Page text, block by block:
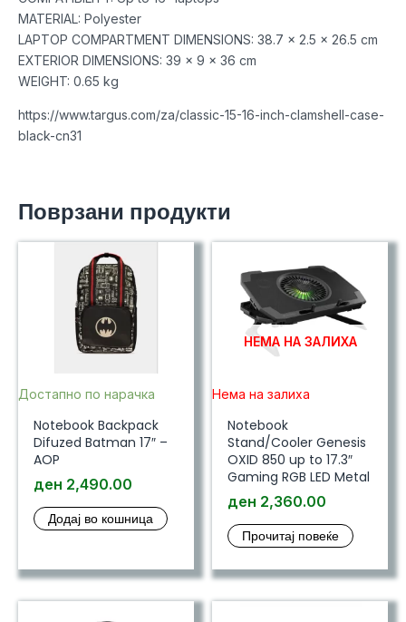
MATERIAL: Polyester
LAPTOP COMPARTMENT DIMENSIONS: 38.7 x 2.5 x 26.5 cm
EXTERIOR DIMENSIONS: 39 x 9 x 36 cm
WEIGHT: 0.65 kg
https://www.targus.com/za/classic-15-16-inch-clamshell-case-
black-cn31
Поврзани продукти
Достапно по нарачка
Notebook Backpack
Difuzed Batman 17″ –
AOP
ден 2,490.00
Додај во кошница
НЕМА НА ЗАЛИХА
Нема на залиха
Notebook
Stand/Cooler Genesis
OXID 850 up to 17.3″
Gaming RGB LED Metal
ден 2,360.00
Прочитај повеќе